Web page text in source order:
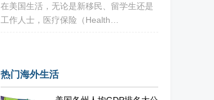
年都会变化。抵免金额也可能会变动，因
为许
在美国生活，无论是新移民、留学生还是
工作人士，医疗保险（Health
热门海外生活